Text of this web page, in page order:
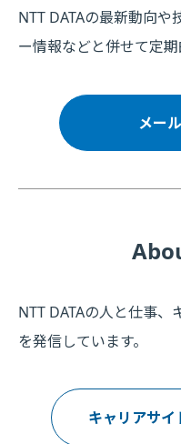
NTT DATAの最新動向
ー情報などと併せて定期
メー
NTT DATAの人と仕事、
を発信しています。
キャリアサイ